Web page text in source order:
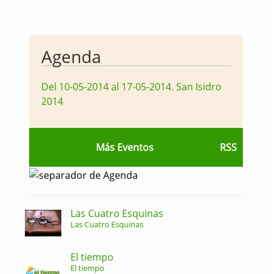
Agenda
Del 10-05-2014 al 17-05-2014. San Isidro
2014
Más Eventos RSS
Las Cuatro Esquinas
Las Cuatro Esquinas
El tiempo
El tiempo